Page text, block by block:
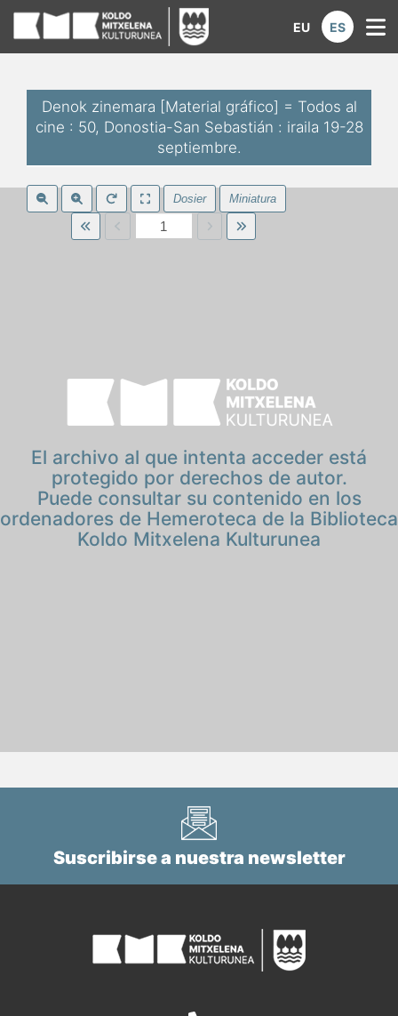
Koldo Mitxelena Kulturunea |
EU ES
Denok zinemara [Material gráfico] = Todos al
cine : 50, Donostia-San Sebastián : iraila 19-28
septiembre.
Dosier Miniatura
El archivo al que intenta acceder está
protegido por derechos de autor.
Puede consultar su contenido en los
ordenadores de Hemeroteca de la Biblioteca
Koldo Mitxelena Kulturunea
Suscribirse a nuestra newsletter